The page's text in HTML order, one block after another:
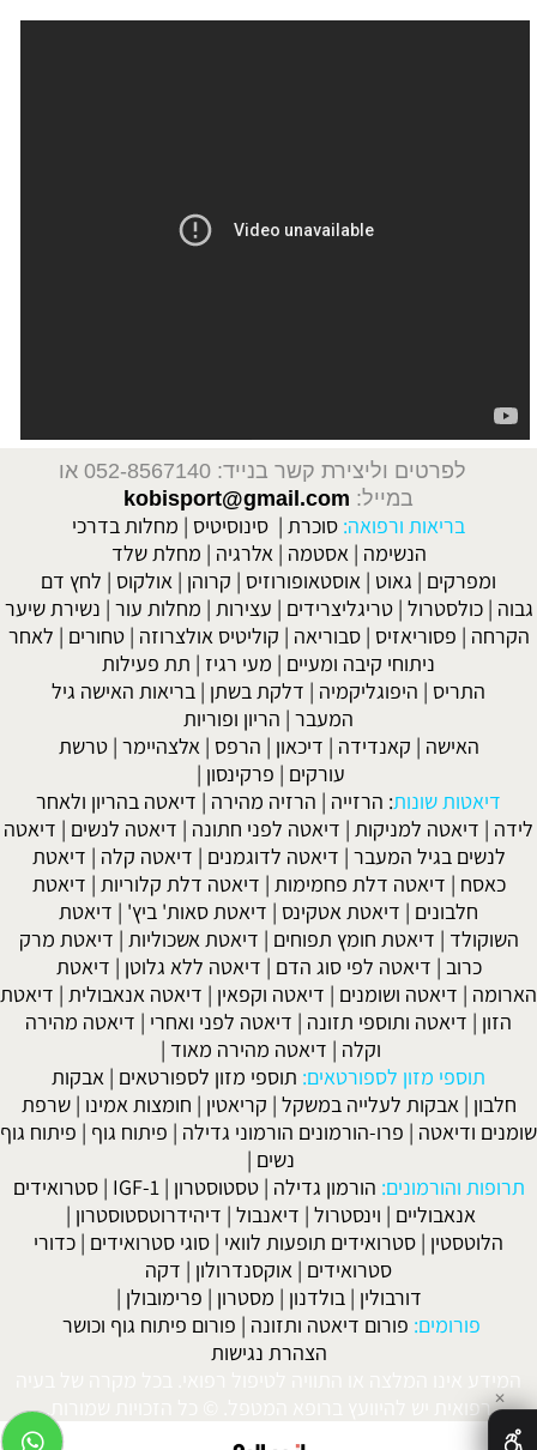
לפרטים וליצירת קשר בנייד: 052-8567140
או
במייל: kobisport@gmail.com
בריאות ורפואה: סוכרת | סינוסיטיס | מחלות בדרכי
הנשימה | אסטמה | אלרגיה | מחלת שלד
ומפרקים | גאוט | אוסטאופורוזיס | קרוהן | אולקוס | לחץ דם
גבוה |כולסטרול |טריגליצרידים | עצירות | מחלות עור | נשירת שיער
הקרחה | פסוריאזיס |סבוריאה | קוליטיס אולצרוזה |טחורים | לאחר
ניתוחי קיבה ומעיים | מעי רגיז | תת פעילות
התריס | היפוגליקמיה | דלקת בשתן | בריאות האישה גיל
המעבר | הריון ופוריות
האישה | קאנדידה | דיכאון | הרפס | אלצהיימר |טרשת
עורקים | פרקינסון |
דיאטות שונות: הרזייה | הרזיה מהירה | דיאטה בהריון ולאחר
לידה | דיאטה למניקות | דיאטה לפני חתונה | דיאטה לנשים | דיאטה
לנשים בגיל המעבר | דיאטה לדוגמנים | דיאטה קלה | דיאטת
כאסח | דיאטה דלת פחמימות | דיאטה דלת קלוריות | דיאטת
חלבונים | דיאטת אטקינס | דיאטת סאות' ביץ' | דיאטת
השוקולד | דיאטת חומץ תפוחים | דיאטת אשכוליות | דיאטת מרק
כרוב | דיאטה לפי סוג הדם | דיאטה ללא גלוטן | דיאטת
הארומה | דיאטה ושומנים | דיאטה וקפאין | דיאטה אנאבולית | דיאטת
הזון | דיאטה ותוספי תזונה | דיאטה לפני ואחרי | דיאטה מהירה
וקלה | דיאטה מהירה מאוד |
תוספי מזון לספורטאים: תוספי מזון לספורטאים | אבקות
חלבון | אבקות לעלייה במשקל | קריאטין | חומצות אמינו |שרפת
שומנים ודיאטה | פרו-הורמונים הורמוני גדילה | פיתוח גוף | פיתוח גוף
נשים |
תרופות והורמונים: הורמון גדילה |טסטוסטרון |
IGF-1
|סטרואידים
אנאבוליים | וינסטרול | דיאנבול | דיהידרוטסטוסטרון |
הלוטסטין | סטרואידים תופעות לוואי | סוגי סטרואידים | כדורי
סטרואידים | אוקסנדרולון | דקה
דורבולין | בולדנון | מסטרון | פרימובולן |
פורומים: פורום דיאטה ותזונה | פורום פיתוח גוף וכושר
הצהרת נגישות
המידע אינו המלצה או התוויה לטיפול רפואי. בכל מקרה של בעיה
רפואית יש להיוועץ ברופא המטפל. © כל הזכויות שמורות. ✕